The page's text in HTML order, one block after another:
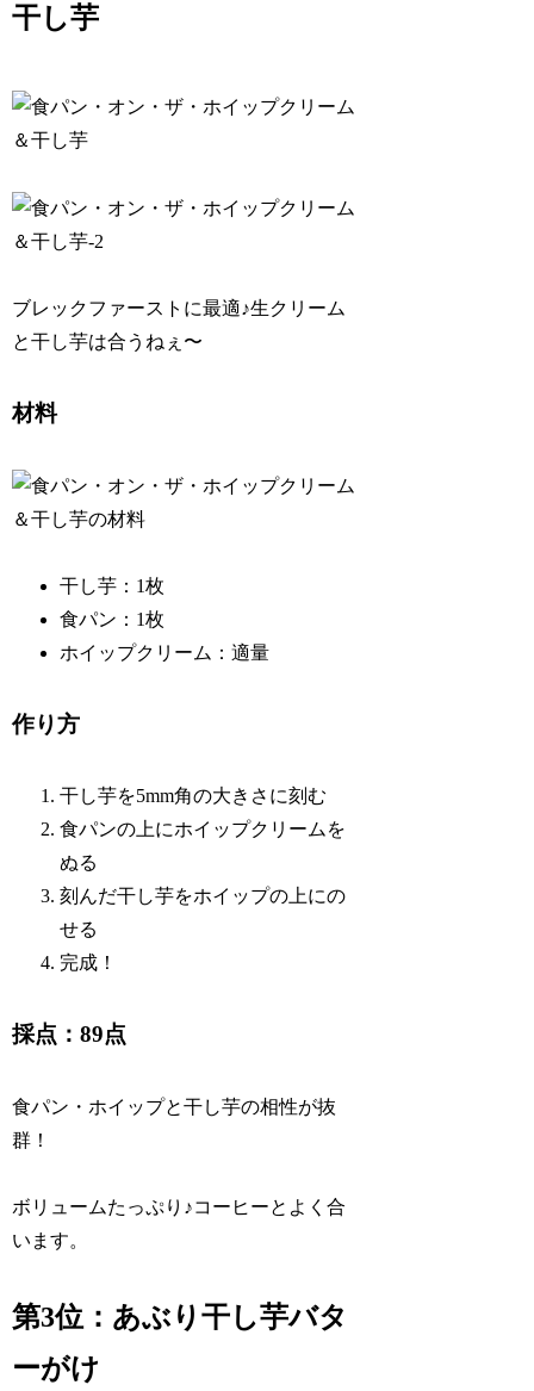
干し芋
ブレックファーストに最適♪生クリーム
と干し芋は合うねぇ〜
材料
干し芋：1枚
食パン：1枚
ホイップクリーム：適量
作り方
干し芋を5mm角の大きさに刻む
食パンの上にホイップクリームを
ぬる
刻んだ干し芋をホイップの上にの
せる
完成！
採点：89点
食パン・ホイップと干し芋の相性が抜
群！
ボリュームたっぷり♪コーヒーとよく合
います。
第3位：あぶり干し芋バタ
ーがけ